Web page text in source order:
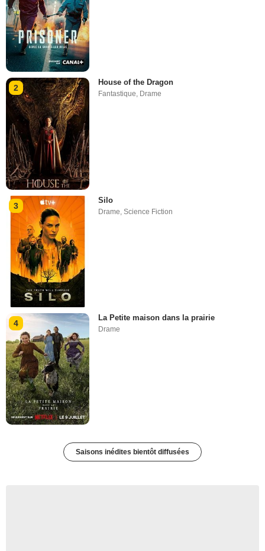
2
House of the Dragon
Fantastique, Drame
3
Silo
Drame ,Science Fiction
4
La Petite maison dans la prairie
Drame
Saisons inédites bientôt diffusées